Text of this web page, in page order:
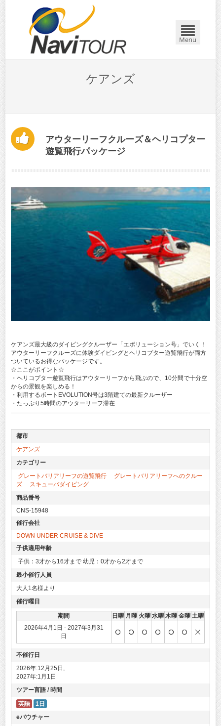
Menu
ケアンズ
アウターリーフクルーズ＆ヘリコプター
遊覧飛行パッケージ
ケアンズ最大級のダイビングクルーザー「エボリューション号」でいく！
アウターリーフクルーズに体験ダイビングとヘリコプター遊覧飛行が両方
ついているお得なパッケージです。
☆ここがポイント☆
・ヘリコプター遊覧飛行はアウターリーフから飛ぶので、10分間で十分空
からの景観を楽しめる！
・利用するボートEVOLUTION号は3階建ての最新クルーザー
・たっぷり5時間のアウターリーフ滞在
都市
ケアンズ
カテゴリー
グレートバリアリーフの遊覧飛行
グレートバリアリーフへのクルー
ズ
スキューバダイビング
商品番号
CNS-15948
催行会社
DOWN UNDER CRUISE & DIVE
子供適用年齢
子供：3才から16才まで 幼児：0才から2才まで
最小催行人員
大人1名様より
催行曜日
期間 日曜 月曜 火曜 水曜 木曜 金曜 土曜
2026年4月1日 - 2027年3月31
日
不催行日
2026年:12月25日,
2027年:1月1日
ツアー言語 / 時間
英語
1日
eバウチャー